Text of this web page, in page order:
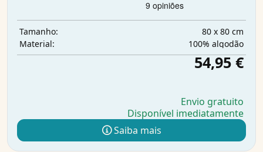
Tamanho:
80 x 80 cm
Material:
100% algodão
54,95 €
Envio gratuito
Disponível imediatamente
Saiba mais